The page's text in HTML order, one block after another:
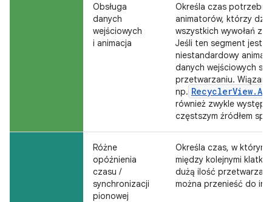
Obsługa
danych
wejściowych
i animacja
Określa czas
animatorów, którzy
wszystkich wywołań
Jeśli ten segment jest
niestandardowy
danych wejściowych
przetwarzaniu.
np.
również zwykle
częstszym źródłem
Różne
opóźnienia
czasu /
synchronizacji
pionowej
Określa czas, w którym
między kolejnymi
dużą ilość
można przenieść do